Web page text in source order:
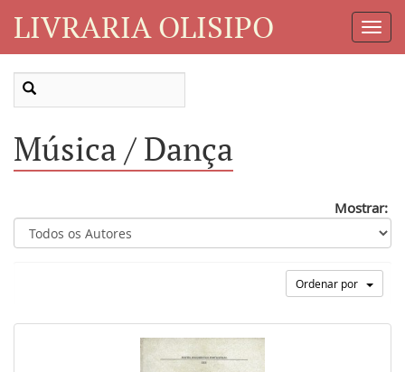
LIVRARIA OLISIPO
Música / Dança
Mostrar:
Ordenar por